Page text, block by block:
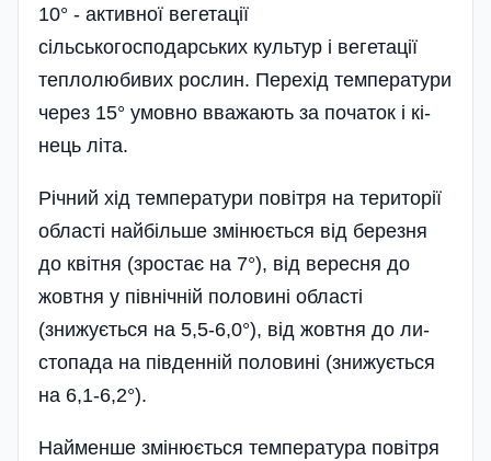
10° - активної вегетації
сільськогосподарських культур і вегетації
теплолюбивих ро­слин. Перехід температури
через 15° умовно вважають за початок і кі­
нець літа.
Річний хід температури повітря на території
області найбільше змі­нюється від березня
до квітня (зростає на 7°), від вересня до
жовтня у північній половині області
(знижується на 5,5-6,0°), від жовтня до ли­
стопада на південній половині (знижується
на 6,1-6,2°).
Найменше змінюється температура повітря